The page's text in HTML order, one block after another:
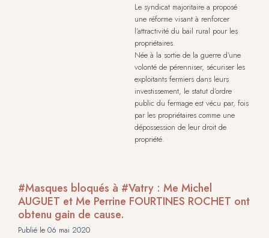
Le syndicat majoritaire a proposé
une réforme visant à renforcer
l’attractivité du bail rural pour les
propriétaires.
Née à la sortie de la guerre d’une
volonté de pérenniser, sécuriser les
exploitants fermiers dans leurs
investissement, le statut d’ordre
public du fermage est vécu par, fois
par les propriétaires comme une
dépossession de leur droit de
propriété.
#Masques bloqués à #Vatry : Me Michel
AUGUET et Me Perrine FOURTINES ROCHET ont
obtenu gain de cause.
Publié le 06 mai 2020